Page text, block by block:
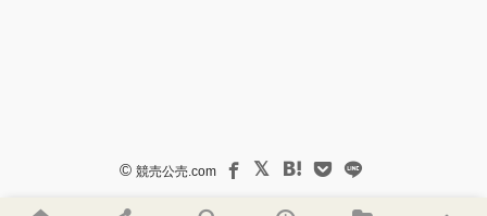
© 競売公売.com